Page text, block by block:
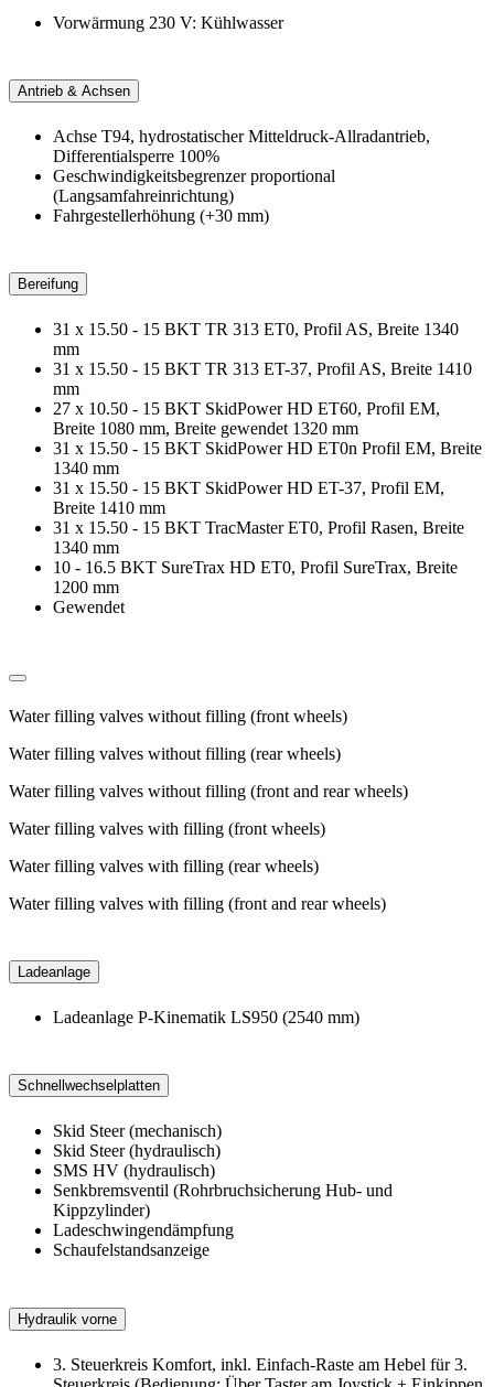
Vorwärmung 230 V: Kühlwasser
Antrieb & Achsen
Achse T94, hydrostatischer Mitteldruck-Allradantrieb,
Differentialsperre 100%
Geschwindigkeitsbegrenzer proportional
(Langsamfahreinrichtung)
Fahrgestellerhöhung (+30 mm)
Bereifung
31 x 15.50 - 15 BKT TR 313 ET0, Profil AS, Breite 1340
mm
31 x 15.50 - 15 BKT TR 313 ET-37, Profil AS, Breite 1410
mm
27 x 10.50 - 15 BKT SkidPower HD ET60, Profil EM,
Breite 1080 mm, Breite gewendet 1320 mm
31 x 15.50 - 15 BKT SkidPower HD ET0n Profil EM, Breite
1340 mm
31 x 15.50 - 15 BKT SkidPower HD ET-37, Profil EM,
Breite 1410 mm
31 x 15.50 - 15 BKT TracMaster ET0, Profil Rasen, Breite
1340 mm
10 - 16.5 BKT SureTrax HD ET0, Profil SureTrax, Breite
1200 mm
Gewendet
Water filling valves without filling (front wheels)
Water filling valves without filling (rear wheels)
Water filling valves without filling (front and rear wheels)
Water filling valves with filling (front wheels)
Water filling valves with filling (rear wheels)
Water filling valves with filling (front and rear wheels)
Ladeanlage
Ladeanlage P-Kinematik LS950 (2540 mm)
Schnellwechselplatten
Skid Steer (mechanisch)
Skid Steer (hydraulisch)
SMS HV (hydraulisch)
Senkbremsventil (Rohrbruchsicherung Hub- und
Kippzylinder)
Ladeschwingendämpfung
Schaufelstandsanzeige
Hydraulik vorne
3. Steuerkreis Komfort, inkl. Einfach-Raste am Hebel für 3.